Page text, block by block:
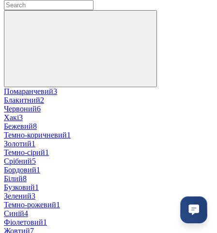
Помаранчевий3
Блакитний2
Червоний6
Хакі3
Бежевий8
Темно-коричневий1
Золотий1
Темно-сірий1
Срібний5
Бордовий1
Білий8
Бузковий1
Зелений3
Темно-рожевий1
Синій4
Фіолетовий1
Жовтий7